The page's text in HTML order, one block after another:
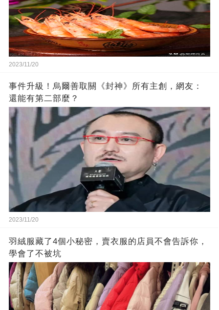
2023/11/20
事件升級！烏爾善取關《封神》所有主創，網友：
還能有第二部麼？
2023/11/20
羽絨服藏了4個小秘密，賣衣服的店員不會告訴你，
學會了不被坑